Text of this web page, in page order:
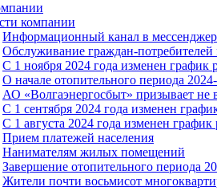
компании
Информационный канал в
Обслуживание граждан-потребителей
С 1 ноября 2024 года изменен
О начале отопительного периода 2024-
АО «Волгаэнергосбыт» призывает не
С 1 сентября 2024 года изменен
С 1 августа 2024 года изменен
Прием платежей населения
Нанимателям жилых помещений
Завершение отопительного периода
Жители почти восьмисот